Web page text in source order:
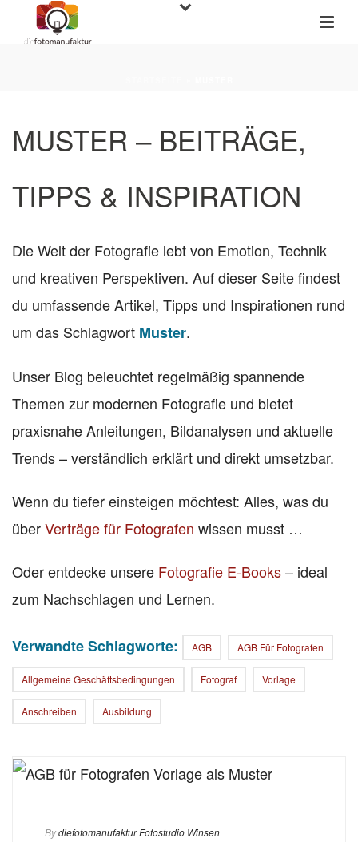
MUSTER – BEITRÄGE,
TIPPS & INSPIRATION
Die Welt der Fotografie lebt von Emotion, Technik
und kreativen Perspektiven. Auf dieser Seite findest
du umfassende Artikel, Tipps und Inspirationen rund
um das Schlagwort Muster.
Unser Blog beleuchtet regelmäßig spannende
Themen zur modernen Fotografie und bietet
praxisnahe Anleitungen, Bildanalysen und aktuelle
Trends – verständlich erklärt und direkt umsetzbar.
Wenn du tiefer einsteigen möchtest: Alles, was du
überVerträge für Fotografen wissen musst …
Oder entdecke unsere Fotografie E-Books– ideal
zum Nachschlagen und Lernen.
Verwandte Schlagworte: AGB AGB Für Fotografen
Allgemeine Geschäftsbedingungen Fotograf Vorlage
Anschreiben Ausbildung
Bydiefotomanufaktur Fotostudio Winsen